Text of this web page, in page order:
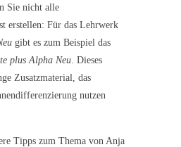
Sie nicht alle
erstellen: Für das Lehrwerk
gibt es zum Beispiel das
plus Alpha Neu. Dieses
Zusatzmaterial, das
nutzen
Tipps zum Thema von Anja